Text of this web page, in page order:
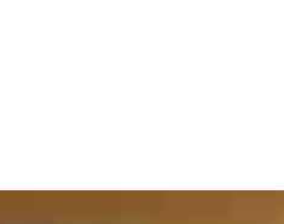
Código de Ética